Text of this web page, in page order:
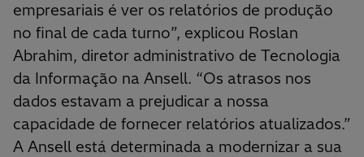
empresariais é ver os relatórios de produção
no final de cada turno”, explicou Roslan
Abrahim, diretor administrativo de Tecnologia
da Informação na Ansell. “Os atrasos nos
dados estavam a prejudicar a nossa
capacidade de fornecer relatórios atualizados.”
A Ansell está determinada a modernizar a sua